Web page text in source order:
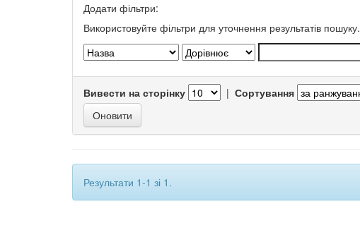
Додати фільтри:
Використовуйте фільтри для уточнення результатів пошуку.
Вивести на сторінку | Сортування
Результати 1-1 зі 1.